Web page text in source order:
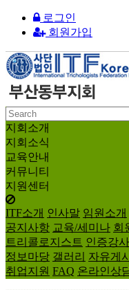
로그인
회원가입
지회소개
지회소식
교육안내
커뮤니티
지원센터
ITF소개 인사말 임원소개
공지사항 교육/세미나 회
트리콜로지스트 인증강사
정보마당 갤러리 자유게
취업지원 FAQ 온라인상